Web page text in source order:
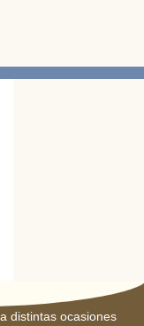
distintas ocasiones